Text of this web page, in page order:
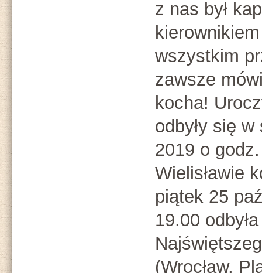
z nas był
wszystkim
zawsze
kocha!
odbyły się
2019 o
Wielisławie
piątek 25
19.00
(Wrocław,